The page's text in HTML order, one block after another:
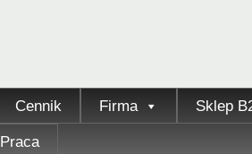
Cennik Firma Sklep
Praca